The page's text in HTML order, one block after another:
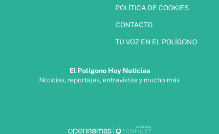
POLÍTICA DE COOKIES
CONTACTO
TU VOZ EN EL POLÍGONO
El Polígono Hoy Noticias
Noticias, reportajes, entrevistas y mucho más